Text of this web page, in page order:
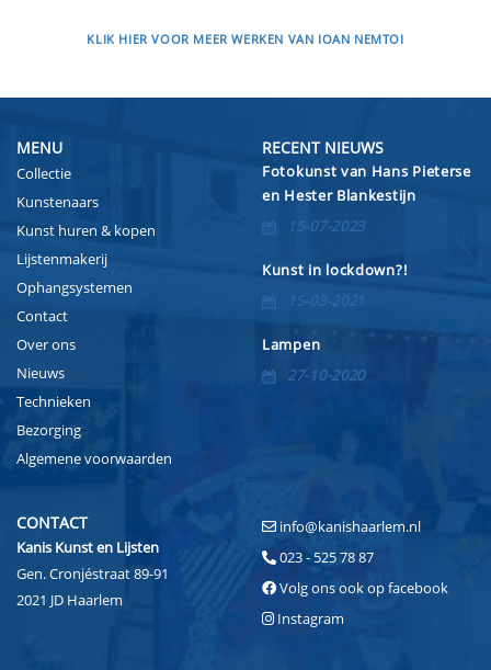
KLIK HIER VOOR MEER WERKEN VAN IOAN NEMTOI
MENU
Collectie
Kunstenaars
Kunst huren & kopen
Lijstenmakerij
Ophangsystemen
Contact
Over ons
Nieuws
Technieken
Bezorging
Algemene voorwaarden
RECENT NIEUWS
Fotokunst van Hans Pieterse
en Hester Blankestijn
15-07-2023
Kunst in lockdown?!
15-03-2021
Lampen
27-10-2020
CONTACT
Kanis Kunst en Lijsten
Gen. Cronjéstraat 89-91
2021 JD Haarlem
info@kanishaarlem.nl
023 - 525 78 87
Volg ons ook op facebook
Instagram